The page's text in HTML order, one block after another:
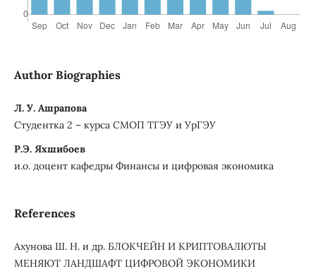
Author Biographies
Л. У. Ашрапова
Студентка 2 – курса СМОП ТГЭУ и УрГЭУ
Р.Э. Яхшибоев
и.о. доцент кафедры Финансы и цифровая экономика
References
Ахунова Ш. Н. и др. БЛОКЧЕЙН И КРИПТОВАЛЮТЫ
МЕНЯЮТ ЛАНДШАФТ ЦИФРОВОЙ ЭКОНОМИКИ